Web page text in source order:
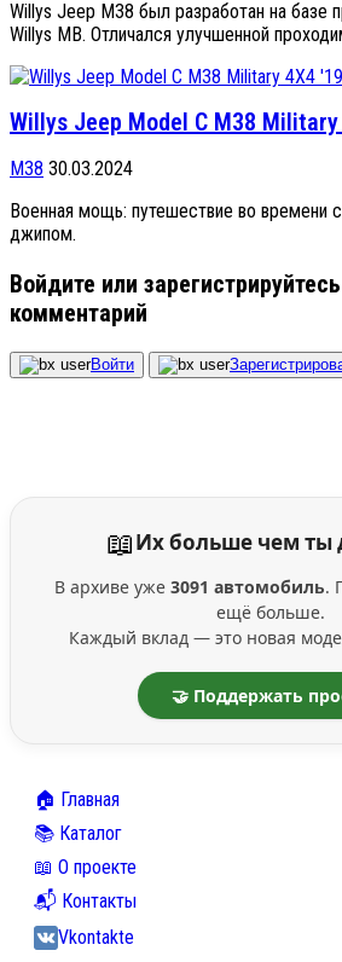
Willys Jeep M38 был разработан на
Willys MB. Отличался улучшенной
Willys Jeep Model С M38 Military
M38 30.03.2024
Военная мощь: путешествие во времени
джипом.
Войдите или
комментарий
Войти
📖Их больше чем ты
В архиве уже 3091 автомобиль.
ещё больше.
Каждый вклад — это новая
🤝 Поддержать
🏠 Главная
📚 Каталог
📖 О проекте
📬 Контакты
Vkontakte